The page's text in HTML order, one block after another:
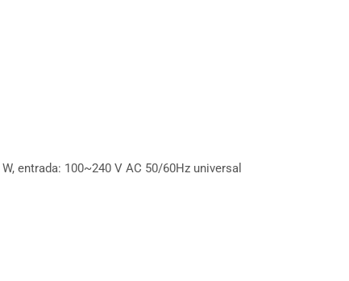
entrada: 100~240 V AC 50/60Hz universal